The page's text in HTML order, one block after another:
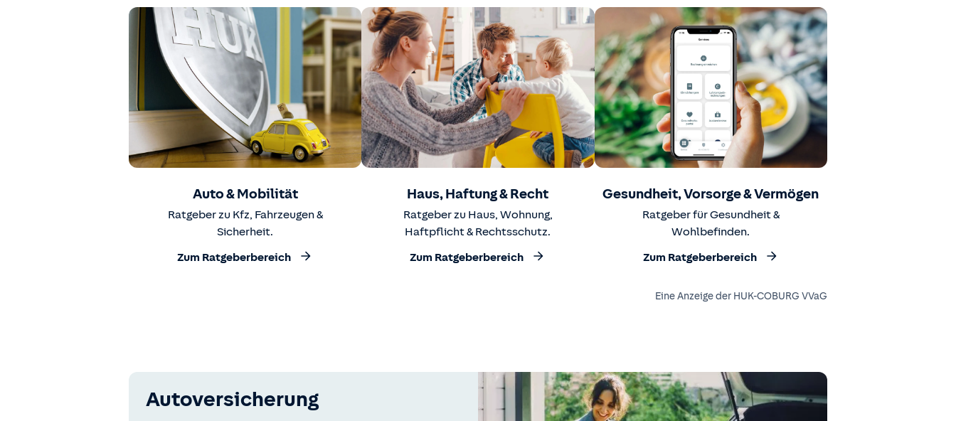
Auto & Mobilität
Ratgeber zu Kfz, Fahrzeugen &
Sicherheit.
Zum Ratgeberbereich
Haus, Haftung & Recht
Ratgeber zu Haus, Wohnung,
Haftpflicht & Rechtsschutz.
Zum Ratgeberbereich
Gesundheit, Vorsorge & Vermögen
Ratgeber für Gesundheit &
Wohlbefinden.
Zum Ratgeberbereich
Eine Anzeige der HUK-COBURG VVaG
Autoversicherung